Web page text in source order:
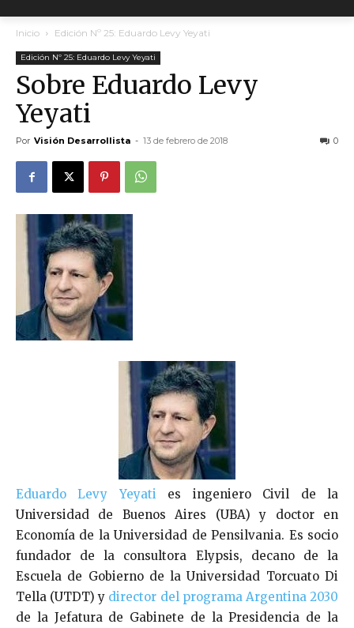
Inicio Edición Nº 25: Eduardo Levy Yeyati
Edición Nº 25: Eduardo Levy Yeyati
Sobre Eduardo Levy
Yeyati
Por Visión Desarrollista - 13 de febrero de 2018 0
Eduardo Levy Yeyaties ingeniero Civil de la
Universidad de Buenos Aires (UBA) y doctor en
Economía de la Universidad de Pensilvania. Es socio
fundador de la consultora Elypsis, decano de la
Escuela de Gobierno de la Universidad Torcuato Di
Tella (UTDT) y director del programa Argentina 2030
de la Jefatura de Gabinete de la Presidencia de la